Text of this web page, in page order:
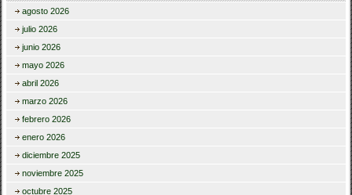
agosto 2026
julio 2026
junio 2026
mayo 2026
abril 2026
marzo 2026
febrero 2026
enero 2026
diciembre 2025
noviembre 2025
octubre 2025